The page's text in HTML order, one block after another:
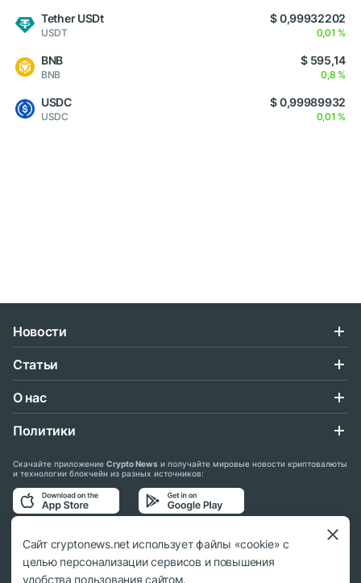
Tether USDt
USDT
$ 0,99932202
0,01 %
BNB
BNB
$ 595,14
0,8 %
USDC
USDC
$ 0,99989932
0,01 %
Новости
Статьи
О нас
Политики
Скачайте приложение Crypto News и получайте мировые новости криптовалюты
и технологии блокчейн из разных источников:
Подписывайтесь на нас в социальных сетях:
Сайт cryptonews.net использует файлы «cookie» с
целью персонализации сервисов и повышения
удобства пользования сайтом.